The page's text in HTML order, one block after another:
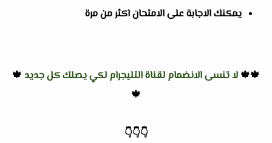
يمكنك الاجابة على الامتحان اكثر من مرة
🍁🍁 لا تنسى الانضمام لقناة التليجرام لكي يصلك كل جديد 🍁
🍁
👇
👇
👇